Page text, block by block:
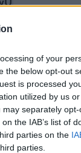
of your
the below opt-out
is processed
utilized by us
separately
the IAB’s list of
parties on the
parties.
ότι ο
που ούτε
Η